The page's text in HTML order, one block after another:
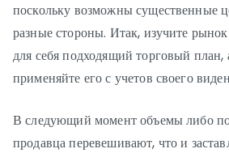
поскольку возможны существенные
разные стороны. Итак, изучите
для себя подходящий торговый
применяйте его с учетов своего
В следующий момент объемы либо
продавца перевешивают, что и